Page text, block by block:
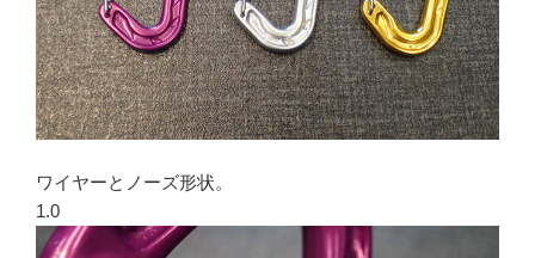
ワイヤーとノーズ形状。
1.0